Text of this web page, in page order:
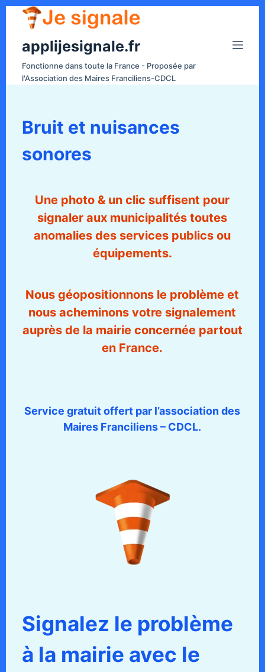
applijesignale.fr
Fonctionne dans toute la France - Proposée par
l'Association des Maires Franciliens-CDCL
Bruit et nuisances
sonores
Une photo & un clic suffisent pour
signaler aux municipalités toutes
anomalies des services publics ou
équipements.
Nous géopositionnons le problème et
nous acheminons votre signalement
auprès de la mairie concernée partout
en France.
Service gratuit offert par l’association des
Maires Franciliens – CDCL.
Signalez le problème
à la mairie avec le